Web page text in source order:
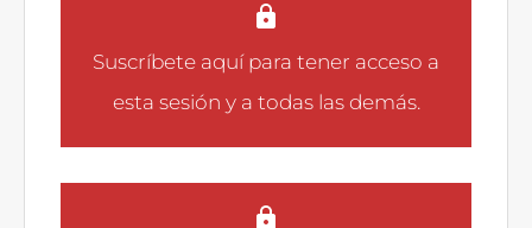
Suscríbete aquípara tener acceso a
esta sesión y a todas las demás.